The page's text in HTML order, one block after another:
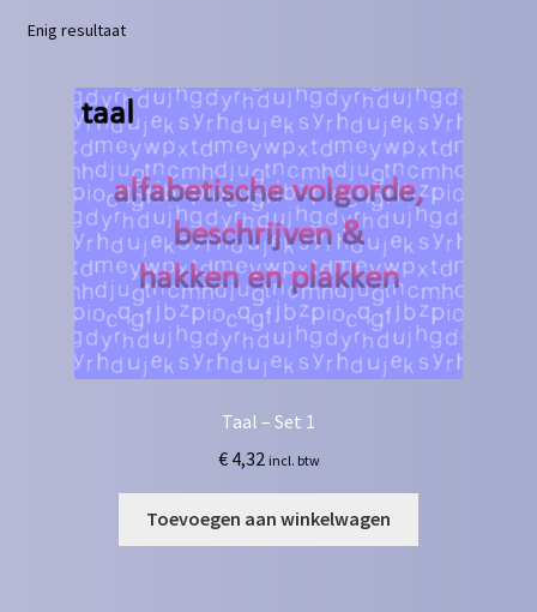
Contact
Homepagina
Mijn account
Privacy Policy
Winkelmand
Winkel
Enig resultaat
Taal – Set 1
€4,32 incl. btw
Toevoegen aan winkelwagen